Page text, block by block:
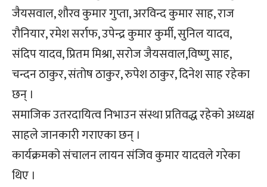
जैयसवाल, शौरव कुमार गुप्ता, अरविन्द कुमार साह, राज
रौनियार, रमेश सर्राफ, उपेन्द्र कुमार कुर्मी, सुनिल यादव,
संदिप यादव, प्रितम मिश्रा, सरोज जैयसवाल,विष्णु साह,
चन्दन ठाकुर, संतोष ठाकुर, रुपेश ठाकुर, दिनेश साह रहेका
छन् ।
समाजिक उतरदायित्व निभाउन संस्था प्रतिवद्ध रहेको अध्यक्ष
साहले जानकारी गराएका छन् ।
कार्यक्रमको संचालन लायन संजिव कुमार यादवले गरेका
थिए ।